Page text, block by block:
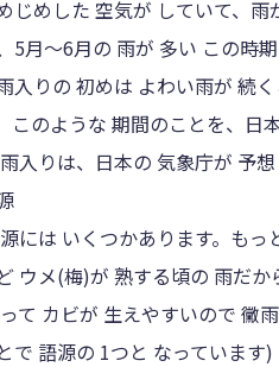
じめした 空気が していて、雨
5月～6月の 雨が 多い この時
入りの 初めは よわい雨が 続
このような 期間のことを、日
入りは、日本の 気象庁が 予想
には いくつかあります。もっ
ウメ(梅)が 熟する頃の 雨だか
て カビが 生えやすいので 黴
で 語源の 1つと なっています)